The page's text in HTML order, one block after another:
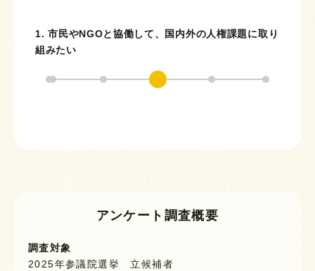
1. 市民やNGOと協働して、国内外の人権課題に取り
組みたい
アンケート調査概要
調査対象
2025年参議院選挙 立候補者